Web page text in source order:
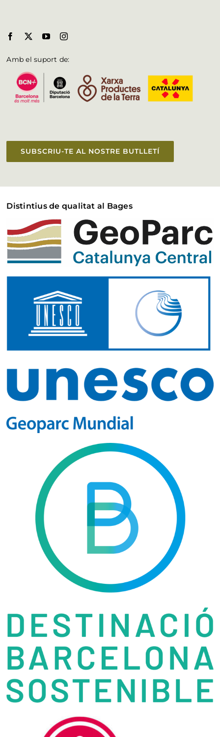
Amb el suport de:
SUBSCRIU-TE AL NOSTRE BUTLLETÍ
Distintius de qualitat al Bages